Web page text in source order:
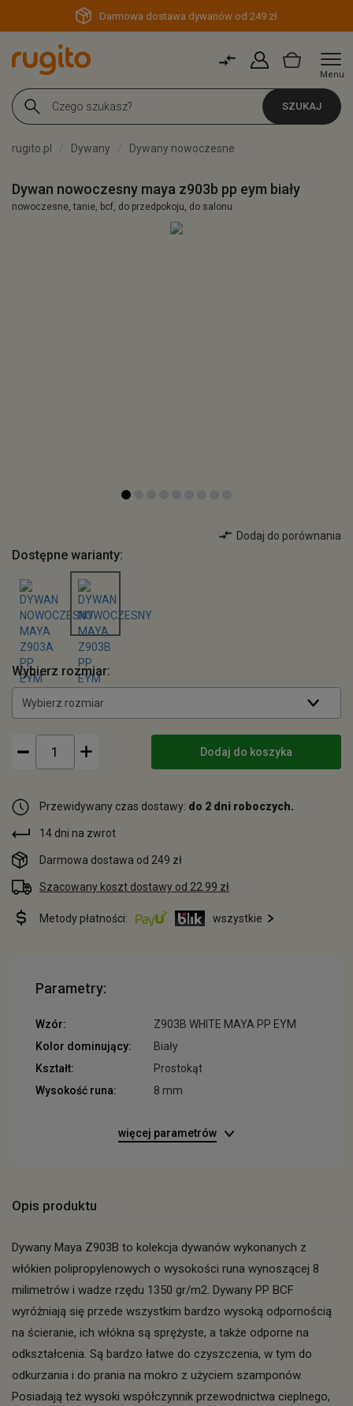
Darmowa dostawa dywanów od 249 zł
Menu
SZUKAJ
rugito.pl Dywany Dywany nowoczesne
Dywan nowoczesny maya z903b pp eym biały
nowoczesne, tanie, bcf, do przedpokoju, do salonu
Dodaj do porównania
Dostępne warianty:
Wybierz rozmiar:
Wybierz rozmiar
Dodaj do koszyka
Przewidywany czas dostawy: do 2 dni roboczych.
14 dni na zwrot
Darmowa dostawa od 249 zł
Szacowany koszt dostawy od 22.99 zł
Metody płatności: wszystkie
Parametry:
Wzór:
Z903B WHITE MAYA PP EYM
Kolor dominujący:
Biały
Kształt:
Prostokąt
Wysokość runa:
8 mm
więcej parametrów
Opis produktu
Dywany Maya Z903B to kolekcja dywanów wykonanych z
włókien polipropylenowych o wysokości runa wynoszącej 8
milimetrów i wadze rzędu 1350 gr/m2. Dywany PP BCF
wyróżniają się przede wszystkim bardzo wysoką odpornością
na ścieranie, ich włókna są sprężyste, a także odporne na
odkształcenia. Są bardzo łatwe do czyszczenia, w tym do
odkurzania i do prania na mokro z użyciem szamponów.
Posiadają też wysoki współczynnik przewodnictwa cieplnego,